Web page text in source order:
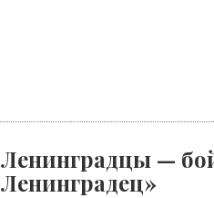
Ленинградцы —
Ленинградец»